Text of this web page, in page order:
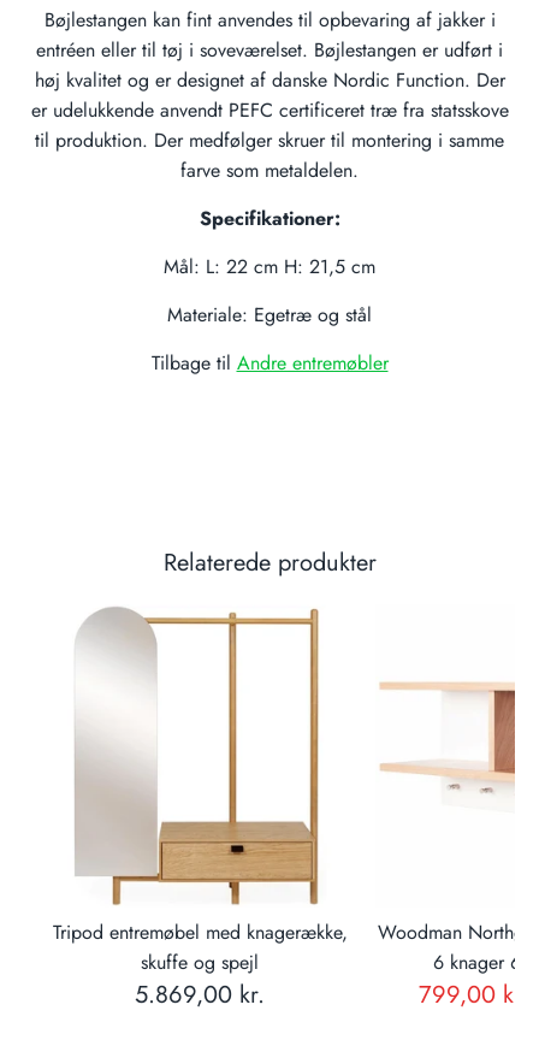
Bøjlestangen kan fint anvendes til opbevaring af jakker i
entréen eller til tøj i soveværelset. Bøjlestangen er udført i
høj kvalitet og er designet af danske Nordic Function. Der
er udelukkende anvendt PEFC certificeret træ fra statsskove
til produktion. Der medfølger skruer til montering i samme
farve som metaldelen.
Specifikationer:
Mål: L: 22 cm H: 21,5 cm
Materiale: Egetræ og stål
Tilbage til Andre entremøbler
Relaterede produkter
Tripod entremøbel med knagerække,
skuffe og spejl
5.869,00 kr.
Woodman
6 knager
799,00 kr.